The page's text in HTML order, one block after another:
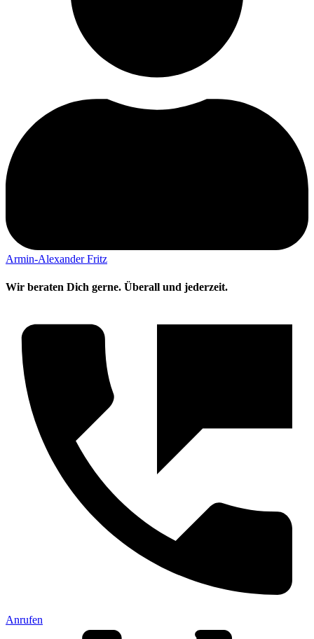
Armin-Alexander Fritz
Wir beraten Dich gerne. Überall und jederzeit.
Anrufen